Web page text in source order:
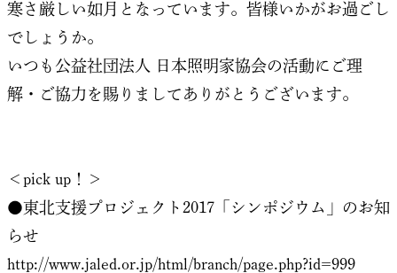
寒さ厳しい如月となっています。皆様いかがお過ごし
でしょうか。
いつも公益社団法人 日本照明家協会の活動にご理
解・ご協力を賜りましてありがとうございます。
＜pick up！＞
●東北支援プロジェクト2017「シンポジウム」のお知
らせ
http://www.jaled.or.jp/html/branch/page.php?id=999